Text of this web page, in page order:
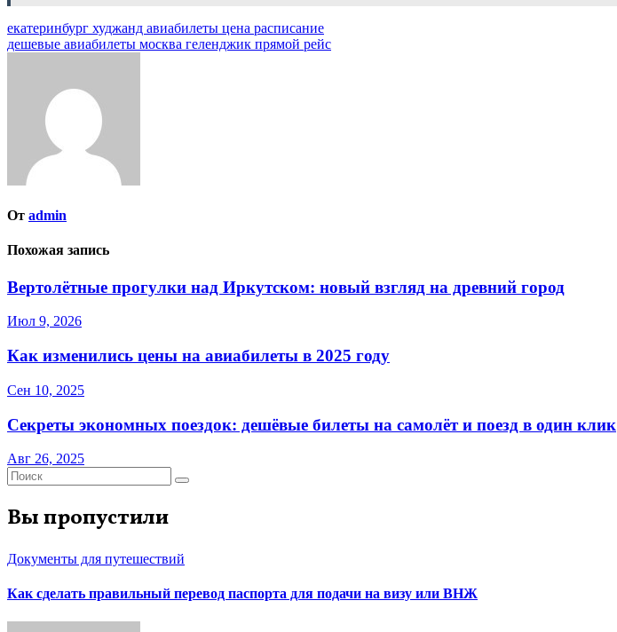
Навигация
по
екатеринбург худжанд авиабилеты цена расписание
дешевые авиабилеты москва геленджик прямой рейс
От admin
Похожая запись
Вертолётные прогулки над Иркутском: новый взгляд на древний город
Июл 9, 2026
Как изменились цены на авиабилеты в 2025 году
Сен 10, 2025
Секреты экономных поездок: дешёвые билеты на самолёт и поезд в один клик
Авг 26, 2025
Вы пропустили
Документы для путешествий
Как сделать правильный перевод паспорта для подачи на визу или ВНЖ